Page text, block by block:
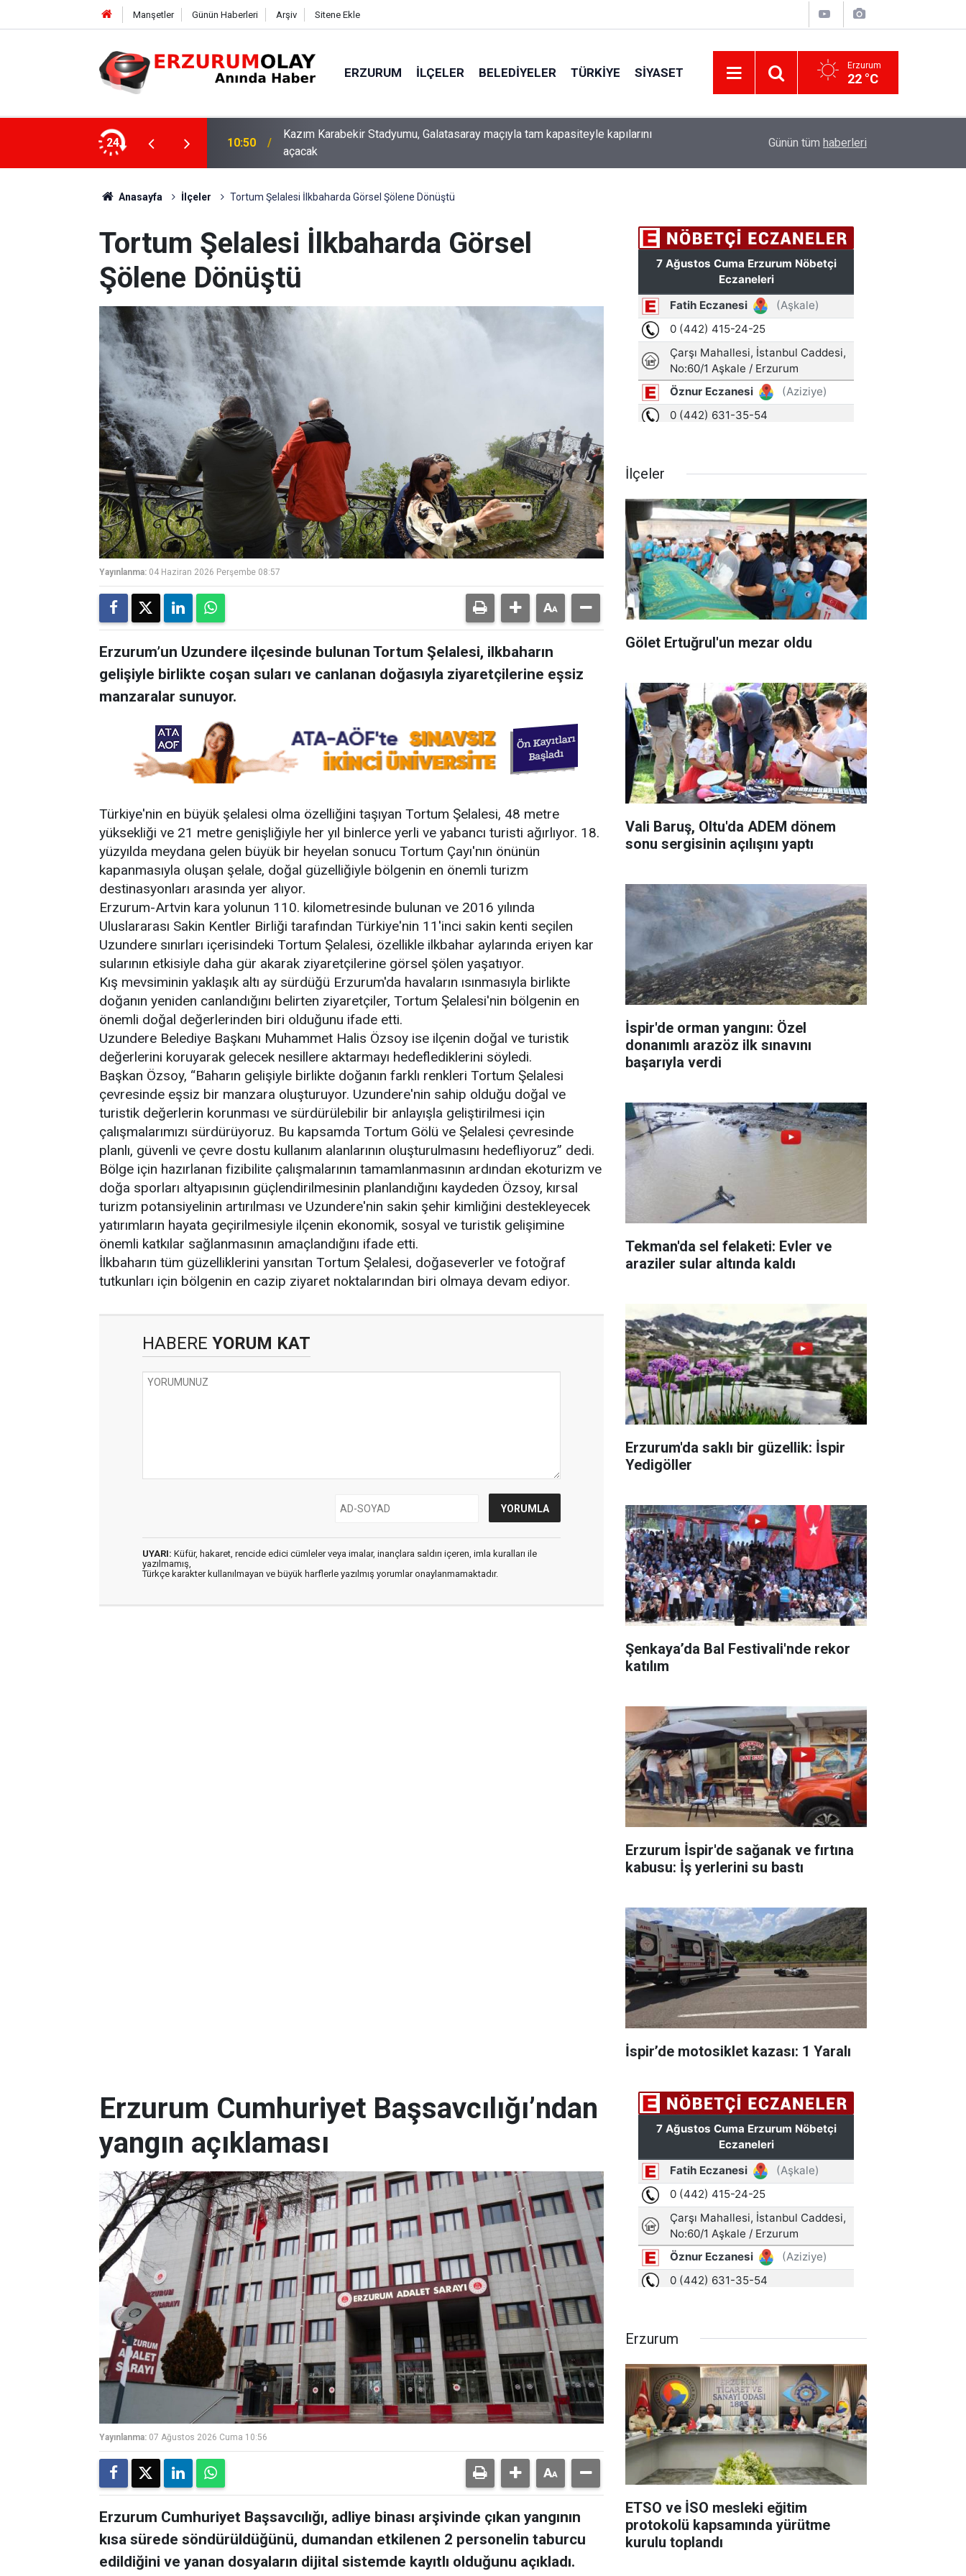
Manşetler Günün Haberleri Arşiv Sitene Ekle
ERZURUM İLÇELER BELEDIYELER TÜRKIYE SIYASET Erzurum
22 °C
24
maçıyla tam kapasiteyle kapılarını
10:44 ETSO ve İSO mesleki eğitim protokolü kapsamında yürütme kurulu toplandı Erzurum Adliyesi'nde yangın: 2 kişi dumandan
Günün tüm haberleri
Anasayfa İlçeler Tortum Şelalesi İlkbaharda Görsel Şölene Dönüştü
Tortum Şelalesi İlkbaharda Görsel
Şölene Dönüştü
Yayınlanma: 04 Haziran 2026 Perşembe 08:57
Erzurum’un Uzundere ilçesinde bulunan Tortum Şelalesi, ilkbaharın
gelişiyle birlikte coşan suları ve canlanan doğasıyla ziyaretçilerine eşsiz
manzaralar sunuyor.
Türkiye'nin en büyük şelalesi olma özelliğini taşıyan Tortum Şelalesi, 48 metre
yüksekliği ve 21 metre genişliğiyle her yıl binlerce yerli ve yabancı turisti ağırlıyor. 18.
yüzyılda meydana gelen büyük bir heyelan sonucu Tortum Çayı'nın önünün
kapanmasıyla oluşan şelale, doğal güzelliğiyle bölgenin en önemli turizm
destinasyonları arasında yer alıyor.
Erzurum-Artvin kara yolunun 110. kilometresinde bulunan ve 2016 yılında
Uluslararası Sakin Kentler Birliği tarafından Türkiye'nin 11'inci sakin kenti seçilen
Uzundere sınırları içerisindeki Tortum Şelalesi, özellikle ilkbahar aylarında eriyen kar
sularının etkisiyle daha gür akarak ziyaretçilerine görsel şölen yaşatıyor.
Kış mevsiminin yaklaşık altı ay sürdüğü Erzurum'da havaların ısınmasıyla birlikte
doğanın yeniden canlandığını belirten ziyaretçiler, Tortum Şelalesi'nin bölgenin en
önemli doğal değerlerinden biri olduğunu ifade etti.
Uzundere Belediye Başkanı Muhammet Halis Özsoy ise ilçenin doğal ve turistik
değerlerini koruyarak gelecek nesillere aktarmayı hedeflediklerini söyledi.
Başkan Özsoy, “Baharın gelişiyle birlikte doğanın farklı renkleri Tortum Şelalesi
çevresinde eşsiz bir manzara oluşturuyor. Uzundere'nin sahip olduğu doğal ve
turistik değerlerin korunması ve sürdürülebilir bir anlayışla geliştirilmesi için
çalışmalarımızı sürdürüyoruz. Bu kapsamda Tortum Gölü ve Şelalesi çevresinde
planlı, güvenli ve çevre dostu kullanım alanlarının oluşturulmasını hedefliyoruz” dedi.
Bölge için hazırlanan fizibilite çalışmalarının tamamlanmasının ardından ekoturizm ve
doğa sporları altyapısının güçlendirilmesinin planlandığını kaydeden Özsoy, kırsal
turizm potansiyelinin artırılması ve Uzundere'nin sakin şehir kimliğini destekleyecek
yatırımların hayata geçirilmesiyle ilçenin ekonomik, sosyal ve turistik gelişimine
önemli katkılar sağlanmasının amaçlandığını ifade etti.
İlkbaharın tüm güzelliklerini yansıtan Tortum Şelalesi, doğaseverler ve fotoğraf
tutkunları için bölgenin en cazip ziyaret noktalarından biri olmaya devam ediyor.
HABERE YORUM KAT
UYARI: Küfür, hakaret, rencide edici cümleler veya imalar, inançlara saldırı içeren, imla kuralları ile
yazılmamış,
Türkçe karakter kullanılmayan ve büyük harflerle yazılmış yorumlar onaylanmamaktadır.
İlçeler
Gölet Ertuğrul'un mezar oldu
Vali Baruş, Oltu'da ADEM dönem
sonu sergisinin açılışını yaptı
İspir'de orman yangını: Özel
donanımlı arazöz ilk sınavını
başarıyla verdi
Tekman'da sel felaketi: Evler ve
araziler sular altında kaldı
Erzurum'da saklı bir güzellik: İspir
Yedigöller
Şenkaya’da Bal Festivali'nde rekor
katılım
Erzurum İspir'de sağanak ve fırtına
kabusu: İş yerlerini su bastı
İspir’de motosiklet kazası: 1 Yaralı
Erzurum Cumhuriyet Başsavcılığı’ndan
yangın açıklaması
Yayınlanma: 07 Ağustos 2026 Cuma 10:56
Erzurum Cumhuriyet Başsavcılığı, adliye binası arşivinde çıkan yangının
kısa sürede söndürüldüğünü, dumandan etkilenen 2 personelin taburcu
edildiğini ve yanan dosyaların dijital sistemde kayıtlı olduğunu açıkladı.
Erzurum
ETSO ve İSO mesleki eğitim
protokolü kapsamında yürütme
kurulu toplandı